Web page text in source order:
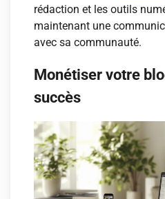
rédaction et les outils
maintenant une
avec sa communauté.
Monétiser votre
succès